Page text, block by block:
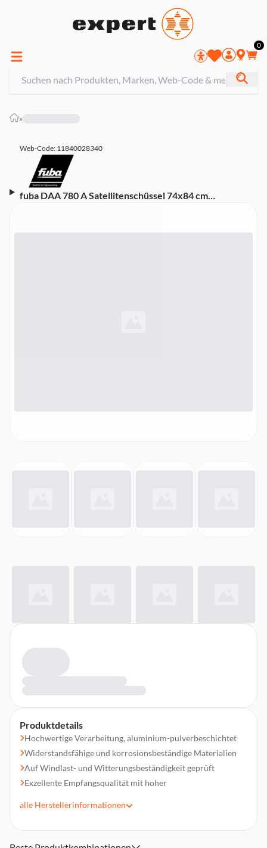
0
»
Web-Code: 11840028340
fuba DAA 780 A Satellitenschüssel 74x84 cm
Produktdetails
Hochwertige Verarbeitung, aluminium-pulverbeschichtet
Widerstandsfähige und korrosionsbeständige Materialien
Auf Windlast- und Witterungsbeständigkeit geprüft
Exzellente Empfangsqualität mit hoher
Einfache Installation dank vormontierter Einzelteile
alle Herstellerinformationen